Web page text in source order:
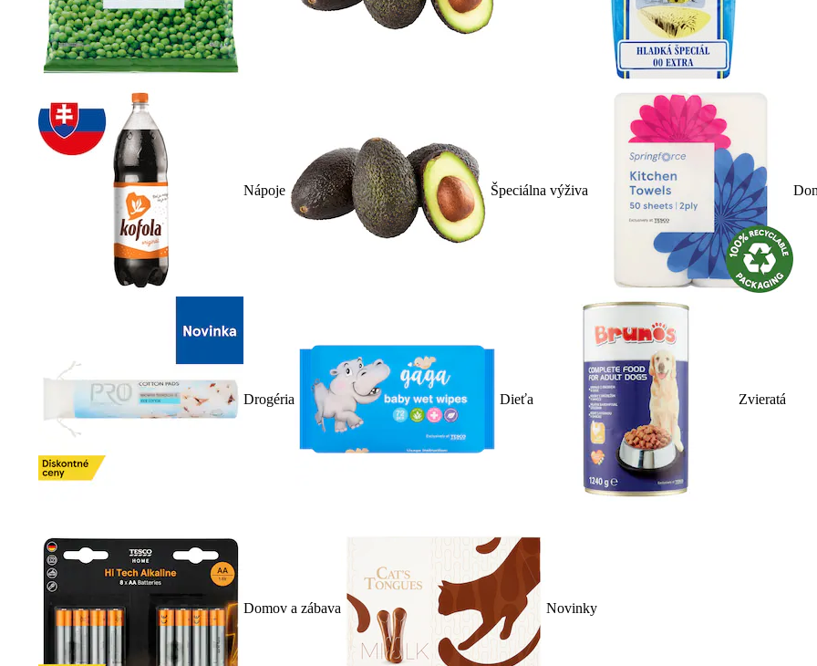
Nápoje Špeciálna výživa
Drogéria Dieťa Zvieratá
Domov a zábava Novinky